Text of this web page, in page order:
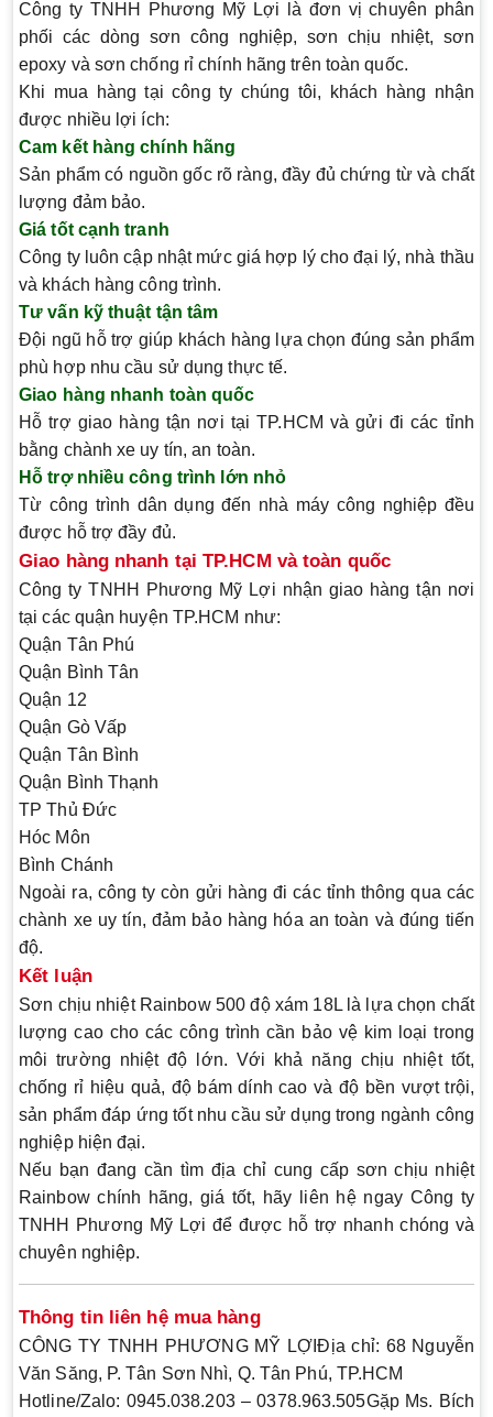
Công ty TNHH Phương Mỹ Lợi là đơn vị chuyên phân
phối các dòng sơn công nghiệp, sơn chịu nhiệt, sơn
epoxy và sơn chống rỉ chính hãng trên toàn quốc.
Khi mua hàng tại công ty chúng tôi, khách hàng nhận
được nhiều lợi ích:
Cam kết hàng chính hãng
Sản phẩm có nguồn gốc rõ ràng, đầy đủ chứng từ và chất
lượng đảm bảo.
Giá tốt cạnh tranh
Công ty luôn cập nhật mức giá hợp lý cho đại lý, nhà thầu
và khách hàng công trình.
Tư vấn kỹ thuật tận tâm
Đội ngũ hỗ trợ giúp khách hàng lựa chọn đúng sản phẩm
phù hợp nhu cầu sử dụng thực tế.
Giao hàng nhanh toàn quốc
Hỗ trợ giao hàng tận nơi tại TP.HCM và gửi đi các tỉnh
bằng chành xe uy tín, an toàn.
Hỗ trợ nhiều công trình lớn nhỏ
Từ công trình dân dụng đến nhà máy công nghiệp đều
được hỗ trợ đầy đủ.
Giao hàng nhanh tại TP.HCM và toàn quốc
Công ty TNHH Phương Mỹ Lợi nhận giao hàng tận nơi
tại các quận huyện TP.HCM như:
Quận Tân Phú
Quận Bình Tân
Quận 12
Quận Gò Vấp
Quận Tân Bình
Quận Bình Thạnh
TP Thủ Đức
Hóc Môn
Bình Chánh
Ngoài ra, công ty còn gửi hàng đi các tỉnh thông qua các
chành xe uy tín, đảm bảo hàng hóa an toàn và đúng tiến
độ.
Kết luận
Sơn chịu nhiệt Rainbow 500 độ xám 18L là lựa chọn chất
lượng cao cho các công trình cần bảo vệ kim loại trong
môi trường nhiệt độ lớn. Với khả năng chịu nhiệt tốt,
chống rỉ hiệu quả, độ bám dính cao và độ bền vượt trội,
sản phẩm đáp ứng tốt nhu cầu sử dụng trong ngành công
nghiệp hiện đại.
Nếu bạn đang cần tìm địa chỉ cung cấp sơn chịu nhiệt
Rainbow chính hãng, giá tốt, hãy liên hệ ngay Công ty
TNHH Phương Mỹ Lợi để được hỗ trợ nhanh chóng và
chuyên nghiệp.
Thông tin liên hệ mua hàng
CÔNG TY TNHH PHƯƠNG MỸ LỢIĐịa chỉ: 68 Nguyễn
Văn Săng, P. Tân Sơn Nhì, Q. Tân Phú, TP.HCM
Hotline/Zalo: 0945.038.203 – 0378.963.505Gặp Ms. Bích